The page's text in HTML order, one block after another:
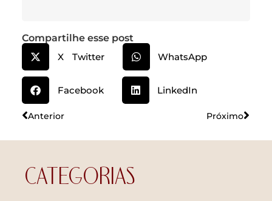
Compartilhe esse post
X Twitter
WhatsApp
Facebook LinkedIn
Anterior Próximo
CATEGORIAS